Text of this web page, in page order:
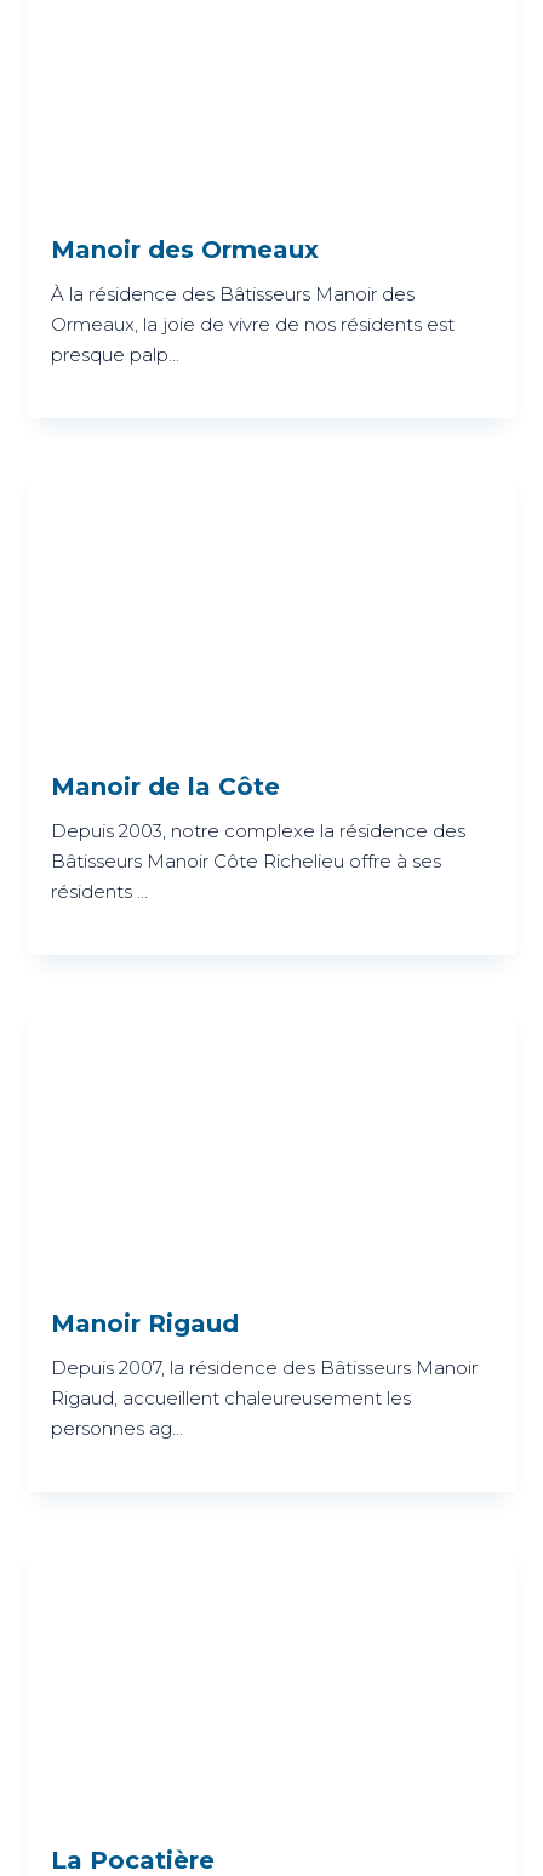
Manoir des Ormeaux
À la résidence des Bâtisseurs Manoir des
Ormeaux, la joie de vivre de nos résidents est
presque palp...
Manoir de la Côte
Depuis 2003, notre complexe la résidence des
Bâtisseurs Manoir Côte Richelieu offre à ses
résidents ...
Manoir Rigaud
Depuis 2007, la résidence des Bâtisseurs Manoir
Rigaud, accueillent chaleureusement les
personnes ag...
La Pocatière